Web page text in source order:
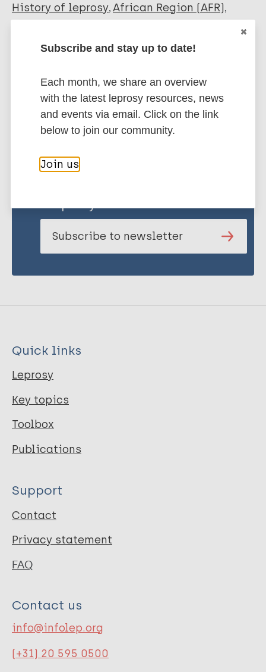
History of leprosy African Region (AFR)
Stay up to date with the latest
Subscribe to newsletter
Quick links
Leprosy
Key topics
Toolbox
Publications
Support
Contact
Privacy statement
FAQ
Contact us
info@infolep.org
(+31) 20 595 0500
Subscribe and stay up to date!
Each month, we share an overview
with the latest leprosy resources, news
and events via email. Click on the link
below to join our community.
Join us